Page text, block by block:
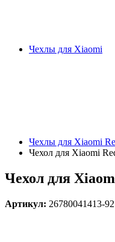
Чехлы для Xiaomi
Чехлы для Xiaomi
Чехол для Xiaomi
Чехол для
Артикул: 26780041413-